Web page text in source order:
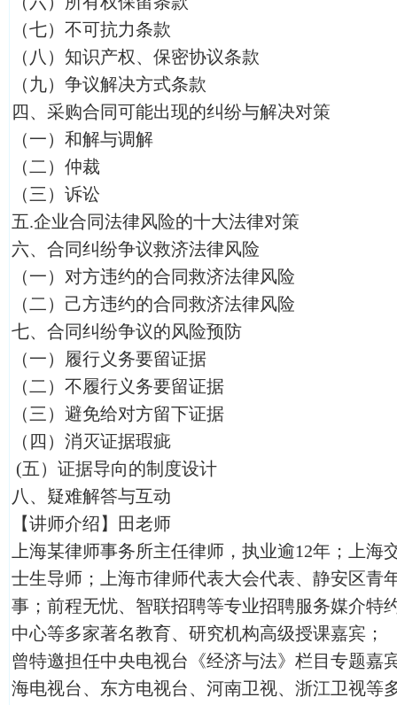
（七）不可抗力条款
（八）知识产权、保密协议条款
（九）争议解决方式条款
四、采购合同可能出现的纠纷与解决对策
（一）和解与调解
（二）仲裁
（三）诉讼
五.企业合同法律风险的十大法律对策
六、合同纠纷争议救济法律风险
（一）对方违约的合同救济法律风险
（二）己方违约的合同救济法律风险
七、合同纠纷争议的风险预防
（一）履行义务要留证据
（二）不履行义务要留证据
（三）避免给对方留下证据
（四）消灭证据瑕疵
(五）证据导向的制度设计
八、疑难解答与互动
【讲师介绍】田老师
上海某律师事务所主任律师，执业逾12年；上海
士生导师；上海市律师代表大会代表、静安区青
事；前程无忧、智联招聘等专业招聘服务媒介特
中心等多家著名教育、研究机构高级授课嘉宾；
曾特邀担任中央电视台《经济与法》栏目专题嘉
海电视台、东方电视台、河南卫视、浙江卫视等